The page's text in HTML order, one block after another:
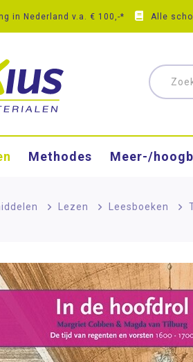
in Nederland v.a. € 100,-* Alle
Methodes Meer-/
> Lezen > Leesboeken >